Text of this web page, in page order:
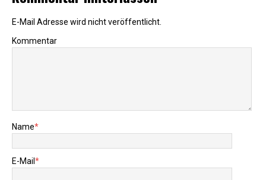
E-Mail Adresse wird nicht veröffentlicht.
Kommentar
Name*
E-Mail *